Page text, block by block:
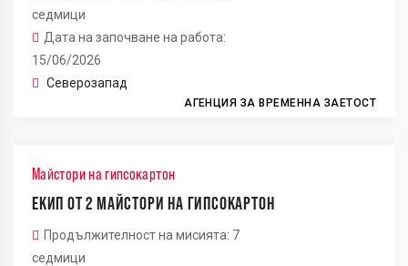
седмици
Дата на започване на работа:
15/06/2026
Северозапад
АГЕНЦИЯ ЗА ВРЕМЕННА ЗАЕТОСТ
Майстори на гипсокартон
ЕКИП ОТ 2 МАЙСТОРИ НА ГИПСОКАРТОН
Продължителност на мисията: 7
седмици
3
5
2